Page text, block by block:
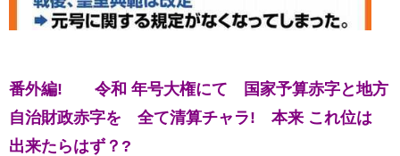
番外編! 令和 年号大権にて
国家予算赤字と地方
自治財政赤字を 全て清算チャラ! 本来 これ位は
出来たらはず？?